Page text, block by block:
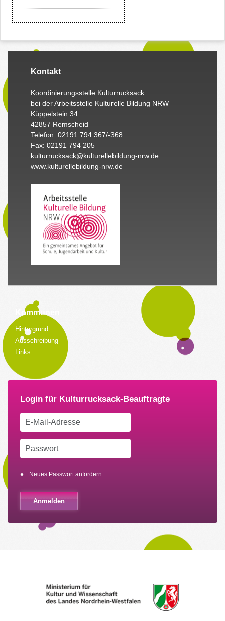
Kontakt
Koordinierungsstelle Kulturrucksack
bei der Arbeitsstelle Kulturelle Bildung NRW
Küppelstein 34
42857 Remscheid
Telefon: 02191 794 367/-368
Fax: 02191 794 205
kulturrucksack@kulturellebildung-nrw.de
www.kulturellebildung-nrw.de
Kommunen
Hintergrund
Ausschreibung
Links
Neues Passwort anfordern